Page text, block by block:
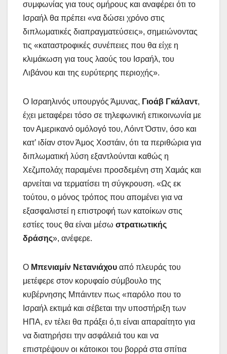
συμφωνίας για τους ομήρους και αναφέρει ότι το
Ισραήλ θα πρέπει «να δώσει χρόνο στις
διπλωματικές διαπραγματεύσεις», σημειώνοντας
τις «καταστροφικές συνέπειες που θα είχε η
κλιμάκωση για τους λαούς του Ισραήλ, του
Λιβάνου και της ευρύτερης περιοχής».
Ο Ισραηλινός υπουργός Άμυνας, Γιοάβ Γκάλαντ,
έχει μεταφέρει τόσο σε τηλεφωνική επικοινωνία με
τον Αμερικανό ομόλογό του, Λόιντ Όστιν, όσο και
κατ’ ιδίαν στον Άμος Χοστάιν, ότι τα περιθώρια για
διπλωματική λύση εξαντλούνται καθώς η
Χεζμπολάχ παραμένει προσδεμένη στη Χαμάς και
αρνείται να τερματίσει τη σύγκρουση. «Ως εκ
τούτου, ο μόνος τρόπος που απομένει για να
εξασφαλιστεί η επιστροφή των κατοίκων στις
εστίες τους θα είναι μέσω στρατιωτικής
δράσης», ανέφερε.
Ο Μπενιαμίν Νετανιάχου από πλευράς του
μετέφερε στον κορυφαίο σύμβουλο της
κυβέρνησης Μπάιντεν πως «παρόλο που το
Ισραήλ εκτιμά και σέβεται την υποστήριξη των
ΗΠΑ, εν τέλει θα πράξει ό,τι είναι απαραίτητο για
να διατηρήσει την ασφάλειά του και να
επιστρέψουν οι κάτοικοι του βορρά στα σπίτια